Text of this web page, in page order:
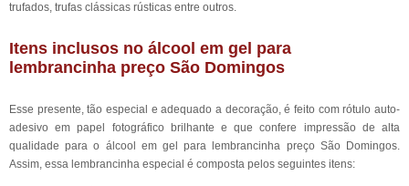
trufados, trufas clássicas rústicas entre outros.
Itens inclusos no álcool em gel para
lembrancinha preço São Domingos
Esse presente, tão especial e adequado a decoração, é feito com rótulo auto-
adesivo em papel fotográfico brilhante e que confere impressão de alta
qualidade para o álcool em gel para lembrancinha preço São Domingos.
Assim, essa lembrancinha especial é composta pelos seguintes itens: